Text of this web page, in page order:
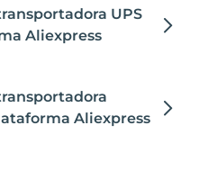
UPS
Aliexpress
Aliexpress